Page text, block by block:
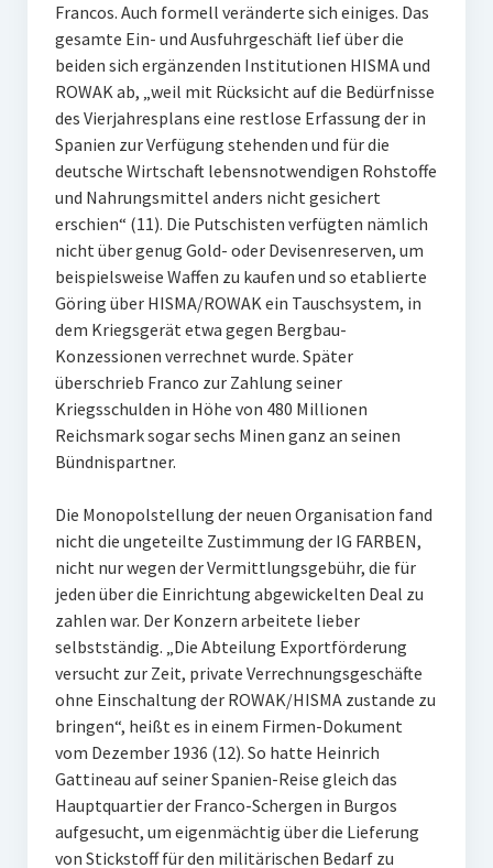
Francos. Auch formell veränderte sich einiges. Das
gesamte Ein- und Ausfuhrgeschäft lief über die
beiden sich ergänzenden Institutionen HISMA und
ROWAK ab, „weil mit Rücksicht auf die Bedürfnisse
des Vierjahresplans eine restlose Erfassung der in
Spanien zur Verfügung stehenden und für die
deutsche Wirtschaft lebensnotwendigen Rohstoffe
und Nahrungsmittel anders nicht gesichert
erschien“ (11). Die Putschisten verfügten nämlich
nicht über genug Gold- oder Devisenreserven, um
beispielsweise Waffen zu kaufen und so etablierte
Göring über HISMA/ROWAK ein Tauschsystem, in
dem Kriegsgerät etwa gegen Bergbau-
Konzessionen verrechnet wurde. Später
überschrieb Franco zur Zahlung seiner
Kriegsschulden in Höhe von 480 Millionen
Reichsmark sogar sechs Minen ganz an seinen
Bündnispartner.
Die Monopolstellung der neuen Organisation fand
nicht die ungeteilte Zustimmung der IG FARBEN,
nicht nur wegen der Vermittlungsgebühr, die für
jeden über die Einrichtung abgewickelten Deal zu
zahlen war. Der Konzern arbeitete lieber
selbstständig. „Die Abteilung Exportförderung
versucht zur Zeit, private Verrechnungsgeschäfte
ohne Einschaltung der ROWAK/HISMA zustande zu
bringen“, heißt es in einem Firmen-Dokument
vom Dezember 1936 (12). So hatte Heinrich
Gattineau auf seiner Spanien-Reise gleich das
Hauptquartier der Franco-Schergen in Burgos
aufgesucht, um eigenmächtig über die Lieferung
von Stickstoff für den militärischen Bedarf zu